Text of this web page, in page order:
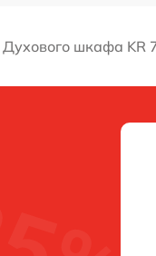
Духового шкафа KR